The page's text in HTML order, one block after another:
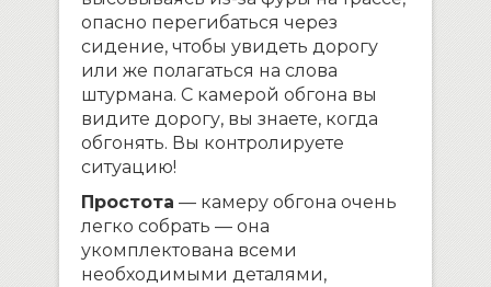
опасно перегибаться через
сидение, чтобы увидеть дорогу
или же полагаться на слова
штурмана. С камерой обгона вы
видите дорогу, вы знаете, когда
обгонять. Вы контролируете
ситуацию!
Простота — камеру обгона очень
легко собрать — она
укомплектована всеми
необходимыми деталями,